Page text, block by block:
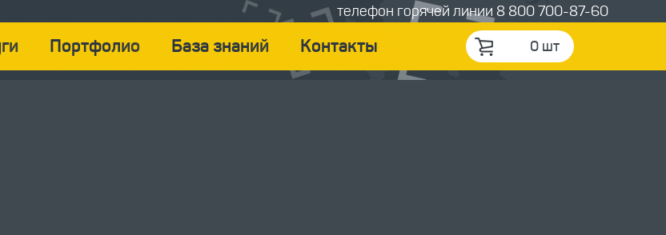
телефон горячей линии 8 800 700-87-60
Портфолио База знаний Контакты 0 шт